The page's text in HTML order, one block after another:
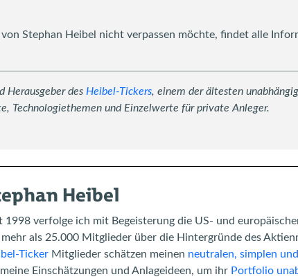
Stephan Heibel nicht verpassen möchte, findet alle
Herausgeber des Heibel-Tickers, einem der ältesten
Technologiethemen und Einzelwerte für private Anleger.
Heibel
1998 verfolge ich mit Begeisterung die US- und
als 25.000 Mitglieder über die Hintergründe des
TickerMitglieder schätzen meinen neutralen, simplen
Einschätzungen und Anlageideen, um ihr Portfolio